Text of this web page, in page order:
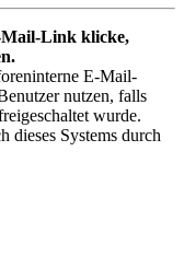
Mail-Link klicke,
E-Mail-
nutzen, falls
wurde.
dieses Systems durch